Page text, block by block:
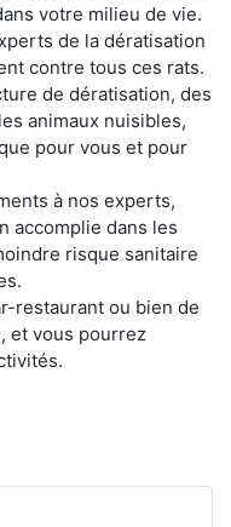
votre milieu de vie.
de la dératisation
contre tous ces rats.
de dératisation, des
animaux nuisibles,
pour vous et pour
à nos experts,
accomplie dans les
risque sanitaire
restaurant ou bien de
et vous pourrez